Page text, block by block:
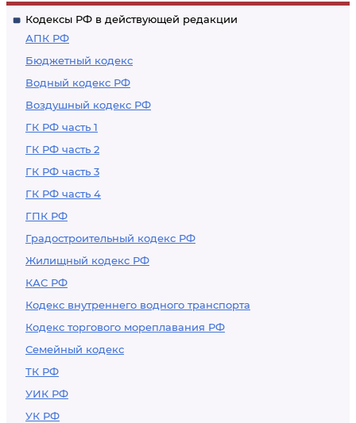
Кодексы РФ в действующей редакции
АПК РФ
Бюджетный кодекс
Водный кодекс РФ
Воздушный кодекс РФ
ГК РФ часть 1
ГК РФ часть 2
ГК РФ часть 3
ГК РФ часть 4
ГПК РФ
Градостроительный кодекс РФ
Жилищный кодекс РФ
КАС РФ
Кодекс внутреннего водного транспорта
Кодекс торгового мореплавания РФ
Семейный кодекс
ТК РФ
УИК РФ
УК РФ